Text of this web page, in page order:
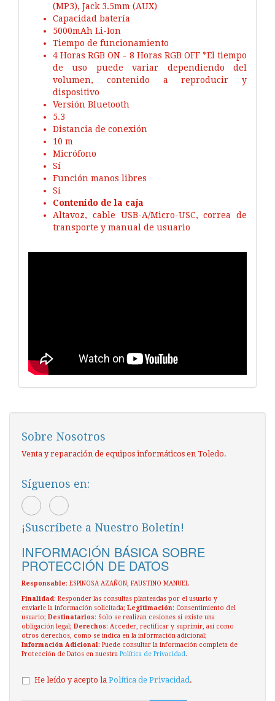
(MP3), Jack 3.5mm (AUX)
Capacidad batería
5000mAh Li-Ion
Tiempo de funcionamiento
4 Horas RGB ON - 8 Horas RGB OFF *El tiempo
de uso puede variar dependiendo del
volumen, contenido a reproducir y
dispositivo
Versión Bluetooth
5.3
Distancia de conexión
10 m
Micrófono
Sí
Función manos libres
Sí
Contenido de la caja
Altavoz, cable USB-A/Micro-USC, correa de
transporte y manual de usuario
Sobre Nosotros
Venta y reparación de equipos informáticos en Toledo.
Síguenos en:
¡Suscríbete a Nuestro Boletín!
INFORMACIÓN BÁSICA SOBRE
PROTECCIÓN DE DATOS
Responsable: ESPINOSA AZAÑON, FAUSTINO MANUEL
Finalidad: Responder las consultas planteadas por el usuario y
enviarle la información solicitada; Legitimación: Consentimiento del
usuario; Destinatarios: Solo se realizan cesiones si existe una
obligación legal; Derechos: Acceder, rectificar y suprimir, así como
otros derechos, como se indica en la información adicional;
Información Adicional : Puede consultar la información completa de
Protección de Datos en nuestra Política de Privacidad .
He leído y acepto la Política de Privacidad .